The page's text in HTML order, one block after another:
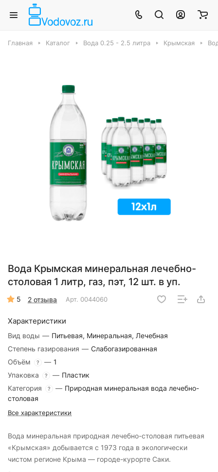
Главная Каталог Вода 0.25 - 2.5 литра Крымская
Вода Крымская минеральная лечебно-
столовая 1 литр, газ, пэт, 12 шт. в уп.
5 2 отзыва Арт. 0044060
Характеристики
Вид воды — Питьевая, Минеральная, Лечебная
Степень газирования — Слабогазированная
Объём
? — 1
Упаковка
? — Пластик
Категория
? — Природная минеральная вода лечебно-
столовая
Все характеристики
Вода минеральная природная лечебно-столовая питьевая
«Крымская» добывается с 1973 года в экологически
чистом регионе Крыма — городе-курорте Саки.